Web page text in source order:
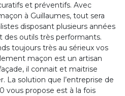
et préventifs. Avec
à Guillaumes, tout sera
disposant plusieurs années
des outils très performants.
toujours très au sérieux vos
maçon est un artisan
il connait et maitrise
La solution que l’entreprise de
vous propose est à la fois